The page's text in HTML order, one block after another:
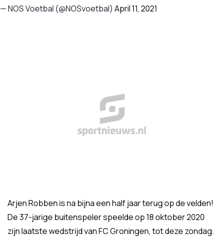
— NOS Voetbal (@NOSvoetbal) April 11, 2021
Arjen Robben is na bijna een half jaar terug op de velden!
De 37-jarige buitenspeler speelde op 18 oktober 2020
zijn laatste wedstrijd van FC Groningen, tot deze zondag.